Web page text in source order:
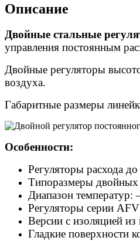
Описание
Двойные стальные
управления постоянным
Двойные регуляторы
воздуха.
Габаритные размеры
Особенности:
Регуляторы расхода
Типоразмеры двойных
Диапазон
Регуляторы серии
Версии с изоляцией
Гладкие поверхности